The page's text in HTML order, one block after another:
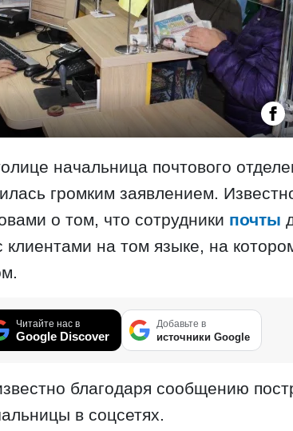
начальница почтового
громким заявлением.
о том, что сотрудники почты
клиентами на том языке, на
Читайте нас в
Google Discover
Добавьте в
источники Google
благодаря сообщению
в соцсетях.